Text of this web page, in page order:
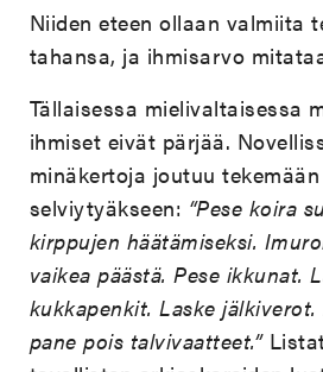
Niiden eteen ollaan valmiita
tahansa, ja ihmisarvo
Tällaisessa mielivaltaisessa
ihmiset eivät pärjää.
minäkertoja joutuu
selviytyäkseen: “Pese koira
kirppujen häätämiseksi.
vaikea päästä. Pese ikkunat.
kukkapenkit. Laske
pane pois talvivaatteet.”